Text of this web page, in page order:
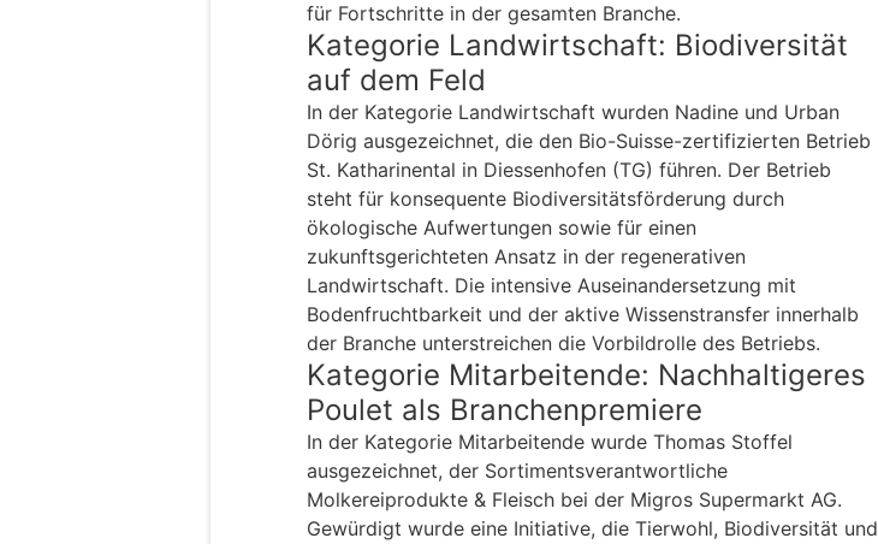
für Fortschritte in der gesamten Branche.
Kategorie Landwirtschaft: Biodiversität
auf dem Feld
In der Kategorie Landwirtschaft wurden Nadine und Urban
Dörig ausgezeichnet, die den Bio-Suisse-zertifizierten Betrieb
St. Katharinental in Diessenhofen (TG) führen. Der Betrieb
steht für konsequente Biodiversitätsförderung durch
ökologische Aufwertungen sowie für einen
zukunftsgerichteten Ansatz in der regenerativen
Landwirtschaft. Die intensive Auseinandersetzung mit
Bodenfruchtbarkeit und der aktive Wissenstransfer innerhalb
der Branche unterstreichen die Vorbildrolle des Betriebs.
Kategorie Mitarbeitende: Nachhaltigeres
Poulet als Branchenpremiere
In der Kategorie Mitarbeitende wurde Thomas Stoffel
ausgezeichnet, der Sortimentsverantwortliche
Molkereiprodukte & Fleisch bei der Migros Supermarkt AG.
Gewürdigt wurde eine Initiative, die Tierwohl, Biodiversität und